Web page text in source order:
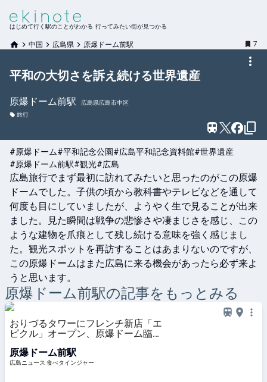
はじめて行く駅のことがわかる 行ってみたい街が見つかる
中国 広島県 原爆ドーム前駅 7
平和の大切さを訴え続ける世界遺産
原爆ドーム前駅
広島県広島市中区
旅行
#原爆ドーム#平和記念公園#広島平和記念資料館#世界遺産
#原爆ドーム前駅#観光#広島
広島旅行でまず最初に訪れてみたいと思ったのがこの原爆
ドームでした。子供の頃から教科書やテレビなどを通して
何度も目にしていましたが、ようやく生で見ることが出来
ました。見た瞬間は戦争の悲惨さや凄まじさを感じ、この
ような建物を爪痕として残し続ける意味を強く感じまし
た。観光スポットを再訪することはあまりないのですが、
この原爆ドームはまた広島に来る機会があったら必ず来よ
うと思います。
原爆ドーム前駅の記事をもっとみる
おりづるタワーにフレンチ新店「エ
ピクル」オープン、原爆ドーム臨む
原爆ドーム前駅
広島ニュース 食べタインジャー